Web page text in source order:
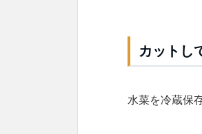
カットし
水菜を冷蔵保